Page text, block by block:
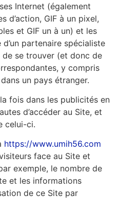
Internet (également
d’action, GIF à un pixel,
et GIF un à un) et les
partenaire spécialiste
de se trouver (et donc de
y compris
un pays étranger.
fois dans les publicités en
d’accéder au Site, et
celui-ci.
https://www.umih56.com
face au Site et
exemple, le nombre de
et les informations
de ce Site par